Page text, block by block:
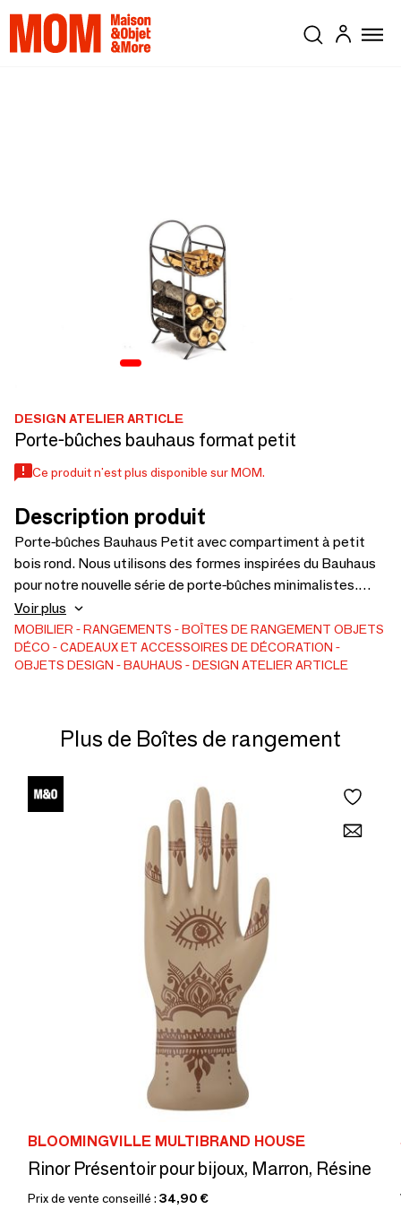
DESIGN ATELIER ARTICLE
Porte-bûches bauhaus format petit
Ce produit n'est plus disponible sur MOM.
Description produit
Porte-bûches Bauhaus Petit avec compartiment à petit
bois rond. Nous utilisons des formes inspirées du Bauhaus
pour notre nouvelle série de porte-bûches minimalistes.
Conçus et soudés à la main par nos soins dans notre atelier
en Ukraine. Le fond du porte-bûches se termine par une
forme ronde et douce. Le porte-bûches dispose de quatre
pieds avec des patins en plastique pour la protection du sol
mesure 70 cm de hauteur, 36 cm par 27 cm, fabriqué à
Voir plus
MOBILIER RANGEMENTS BOÎTES DE RANGEMENT OBJETS
DÉCO
CADEAUX ET ACCESSOIRES DE DÉCORATION
OBJETS DESIGN
BAUHAUS DESIGN ATELIER ARTICLE
Plus de Boîtes de rangement
BLOOMINGVILLE MULTIBRAND HOUSE
Rinor Présentoir pour bijoux, Marron, Résine
Prix de vente conseillé : 34,90 €